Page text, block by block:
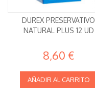
DUREX PRESERVATIVO
NATURAL PLUS 12 UD
8,60 €
AÑADIR AL CARRITO